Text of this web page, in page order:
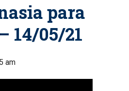
para
14/05/21
am